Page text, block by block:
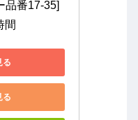
品番17-35]
間
る
る